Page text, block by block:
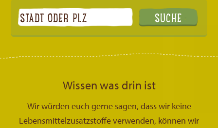
Wissen was drin ist
Wir würden euch gerne sagen, dass wir keine
Lebensmittelzusatzstoffe verwenden, können wir